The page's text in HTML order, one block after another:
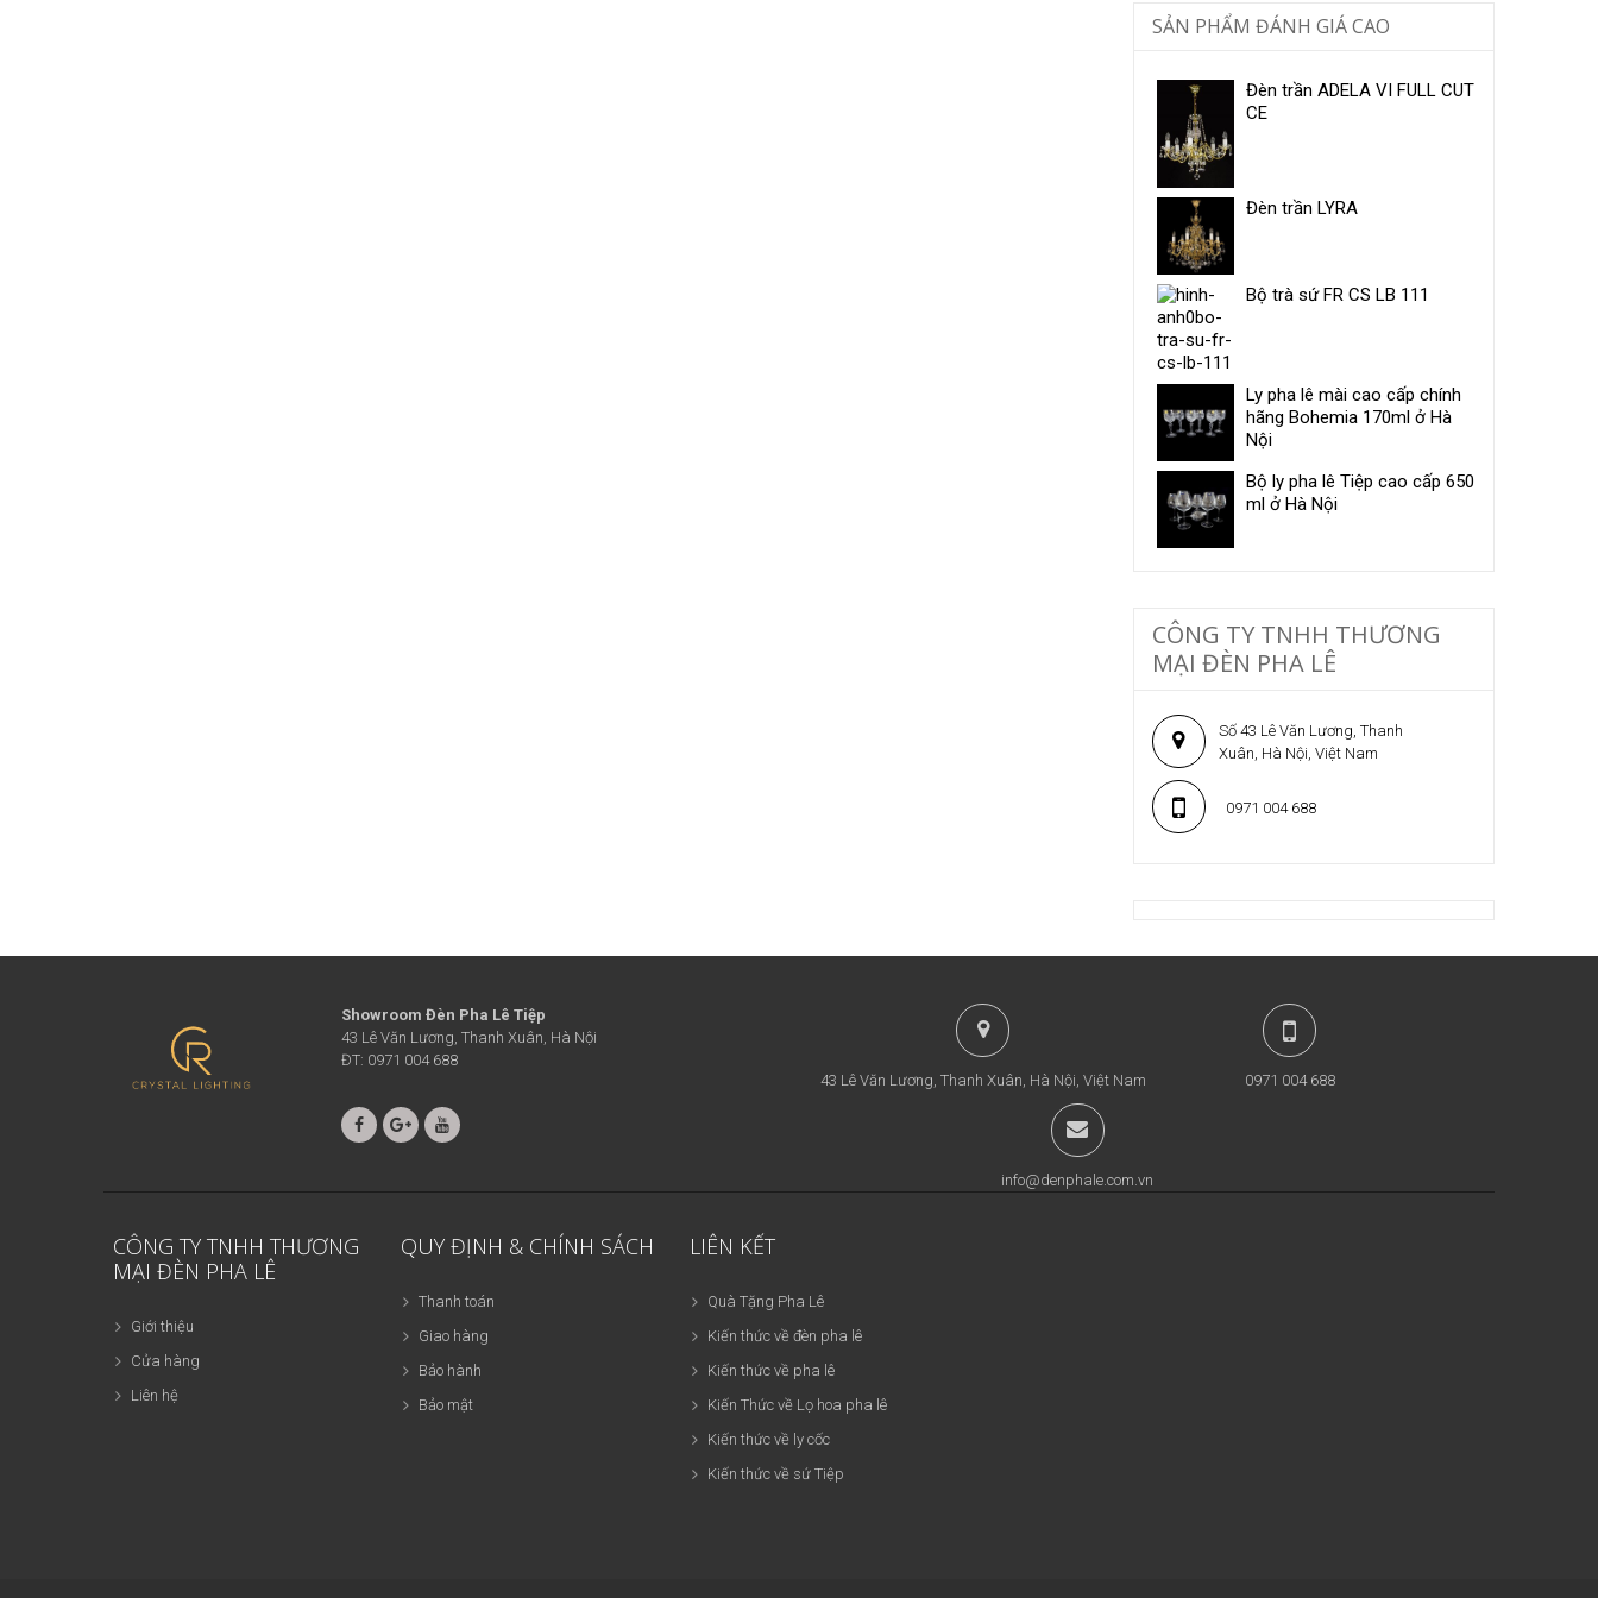
SẢN PHẨM ĐÁNH GIÁ CAO
Đèn trần ADELA VI FULL CUT
CE
Đèn trần LYRA
Bộ trà sứ ​FR CS LB 111
Ly pha lê mài cao cấp chính
hãng Bohemia 170ml ở Hà
Nội
Bộ ly pha lê Tiệp cao cấp 650
ml ở Hà Nội
CÔNG TY TNHH THƯƠNG
MẠI ĐÈN PHA LÊ
Số 43 Lê Văn Lương, Thanh
Xuân, Hà Nội, Việt Nam
0971 004 688
Showroom Đèn Pha Lê Tiệp
43 Lê Văn Lương, Thanh Xuân, Hà Nội
ĐT: 0971 004 688
43 Lê Văn Lương, Thanh Xuân, Hà Nội, Việt Nam
0971 004 688
info@denphale.com.vn
CÔNG TY TNHH THƯƠNG
MẠI ĐÈN PHA LÊ
Giới thiệu
Cửa hàng
Liên hệ
QUY ĐỊNH & CHÍNH SÁCH
Thanh toán
Giao hàng
Bảo hành
Bảo mật
LIÊN KẾT
Quà Tặng Pha Lê
Kiến thức về đèn pha lê
Kiến thức về pha lê
Kiến Thức về Lọ hoa pha lê
Kiến thức về ly cốc
Kiến thức về sứ Tiệp